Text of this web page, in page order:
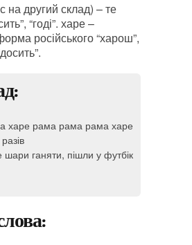
на другий склад) – те
“годі”. харе –
російського “харош”,
харе рама рама рама харе
шари ганяти, пішли у футбік